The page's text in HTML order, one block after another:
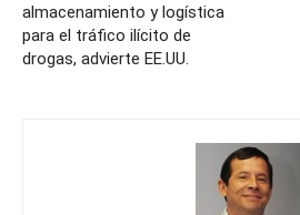
almacenamiento y logística
para el tráfico ilícito de
drogas, advierte EE.UU.